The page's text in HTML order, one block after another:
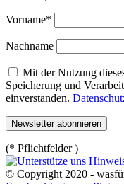
Vorname*
Nachname
Mit der Nutzung
Speicherung und
einverstanden.
(* Pflichtfelder )
© Copyright 2020 -